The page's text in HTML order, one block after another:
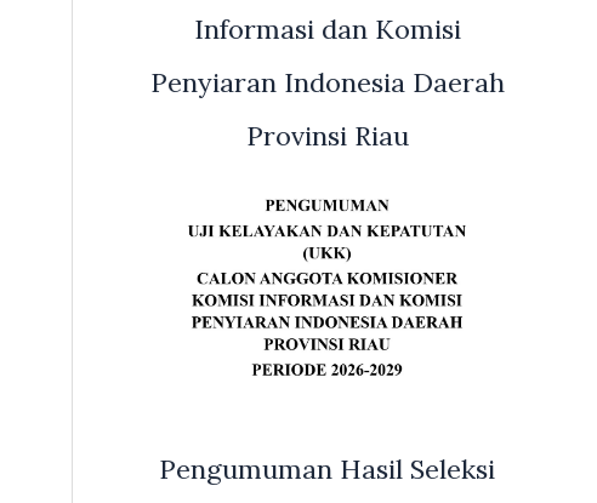
Informasi dan Komisi
Penyiaran Indonesia Daerah
Provinsi Riau
Pengumuman Hasil Seleksi